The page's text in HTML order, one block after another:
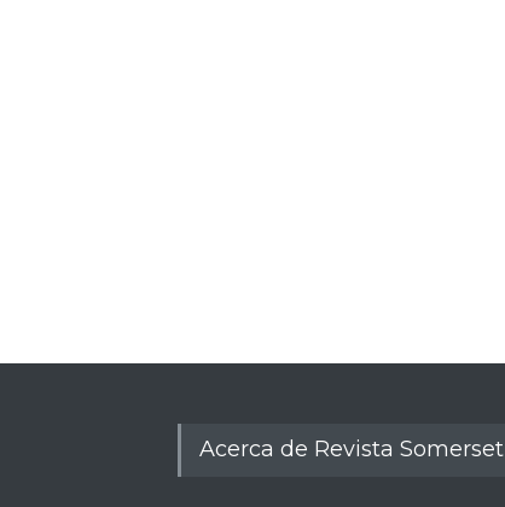
Acerca de Revista Somerset